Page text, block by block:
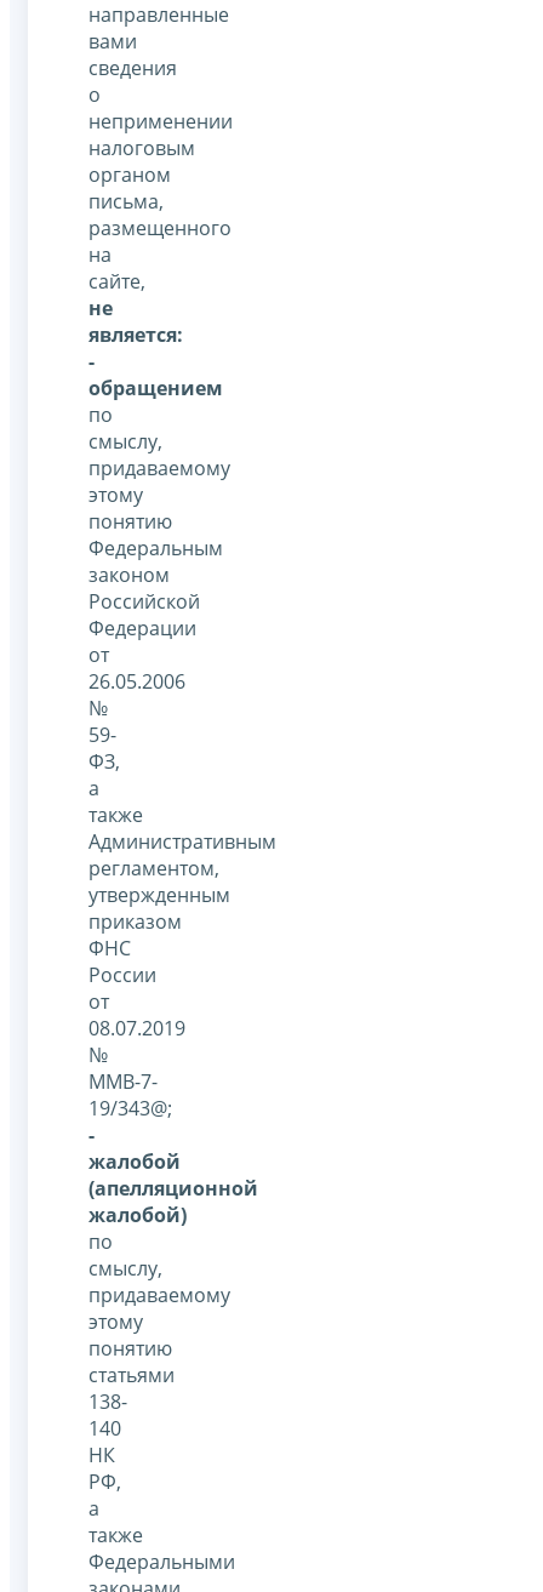
направленные
вами
сведения
о
неприменении
налоговым
органом
письма,
размещенного
на
сайте,
не
является:
-
обращением
по
смыслу,
придаваемому
этому
понятию
Федеральным
законом
Российской
Федерации
от
26.05.2006
№
59-
ФЗ,
а
также
Административным
регламентом,
утвержденным
приказом
ФНС
России
от
08.07.2019
№
ММВ-7-
19/343@;
-
жалобой
(апелляционной
жалобой)
по
смыслу,
придаваемому
этому
понятию
статьями
138-
140
НК
РФ,
а
также
Федеральными